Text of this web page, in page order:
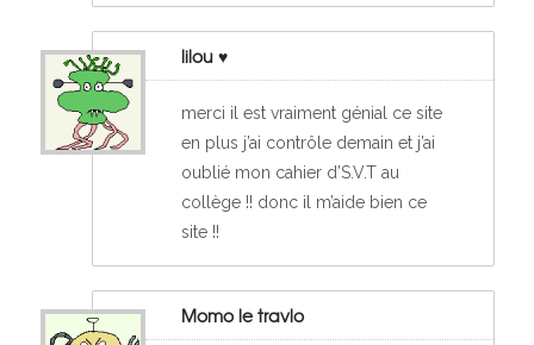
lilou ♥
merci il est vraiment génial ce site
en plus j’ai contrôle demain et j’ai
oublié mon cahier d’S.V.T au
collège !! donc il m’aide bien ce
site !!
Momo le travlo